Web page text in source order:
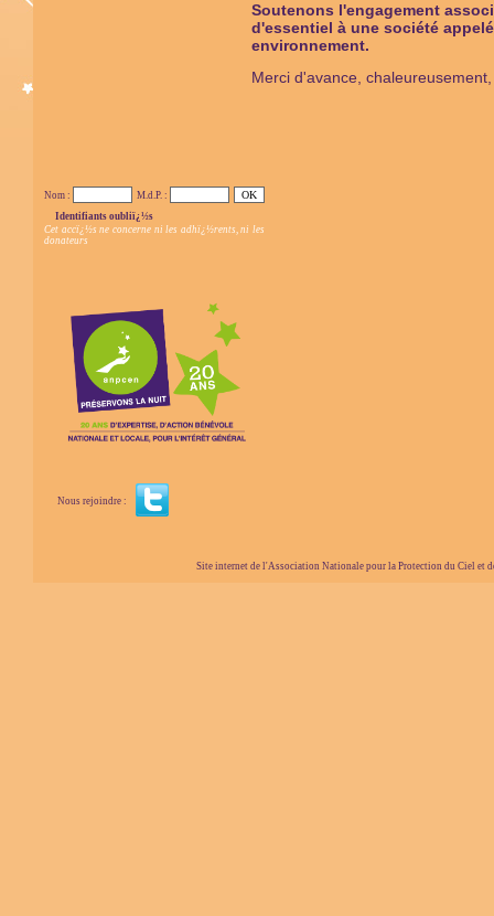
Soutenons l'engagement
d'essentiel à une société
environnement.
Merci d'avance,
Nom :
M.d.P. :
Identifiants oubliï¿½s
Cet accï¿½s ne concerne ni les adhï¿½rents, ni les
donateurs
Nous rejoindre :
Site internet de l'Association Nationale pour la Protection du Ciel et de